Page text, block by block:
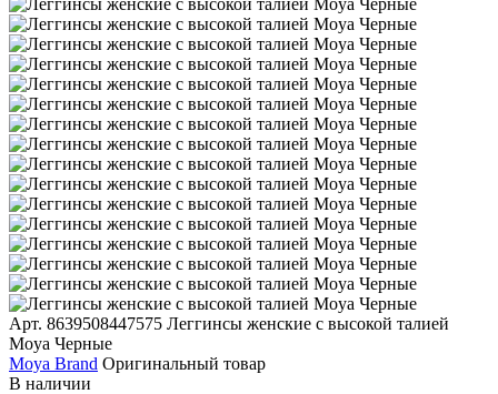
Арт. 8639508447575 Леггинсы женские с высокой талией
Moya Черные
Moya Brand Оригинальный товар
В наличии